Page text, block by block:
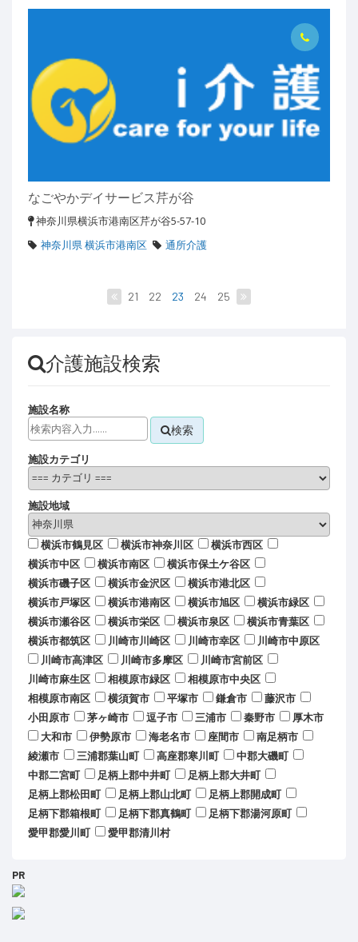
なごやかデイサービス芹が谷
神奈川県横浜市港南区芹が谷5-57-10
神奈川県 横浜市港南区
通所介護
21 22 23 24 25
介護施設検索
施設名称
検索
施設カテゴリ
施設地域
横浜市鶴見区 横浜市神奈川区
横浜市西区
横浜市中区
横浜市南区
横浜市保土ケ谷区
横浜市磯子区
横浜市金沢区
横浜市港北区
横浜市戸塚区
横浜市港南区 横浜市旭区
横浜市緑区
横浜市瀬谷区
横浜市栄区 横浜市泉区
横浜市青葉区
横浜市都筑区
川崎市川崎区 川崎市幸区
川崎市中原区
川崎市高津区
川崎市多摩区
川崎市宮前区
川崎市麻生区
相模原市緑区
相模原市中央区
相模原市南区
横須賀市 平塚市 鎌倉市
藤沢市
小田原市
茅ヶ崎市 逗子市 三浦市 秦野市
厚木市
大和市
伊勢原市 海老名市 座間市
南足柄市
綾瀬市
三浦郡葉山町 高座郡寒川町
中郡大磯町
中郡二宮町
足柄上郡中井町
足柄上郡大井町
足柄上郡松田町
足柄上郡山北町
足柄上郡開成町
足柄下郡箱根町
足柄下郡真鶴町
足柄下郡湯河原町
愛甲郡愛川町
愛甲郡清川村
PR